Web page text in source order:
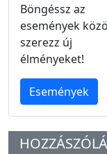
Böngéssz az
események
szerezz új
élményeket!
Események